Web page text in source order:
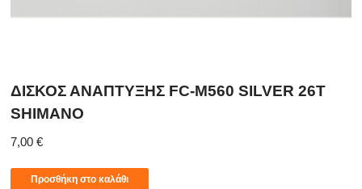
ΔΙΣΚΟΣ ΑΝΑΠΤΥΞΗΣ FC-M560 SILVER 26T
SHIMANO
7,00 €
Προσθήκη στο καλάθι